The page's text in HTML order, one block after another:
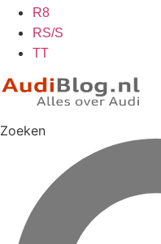
R8
RS/S
TT
Zoeken